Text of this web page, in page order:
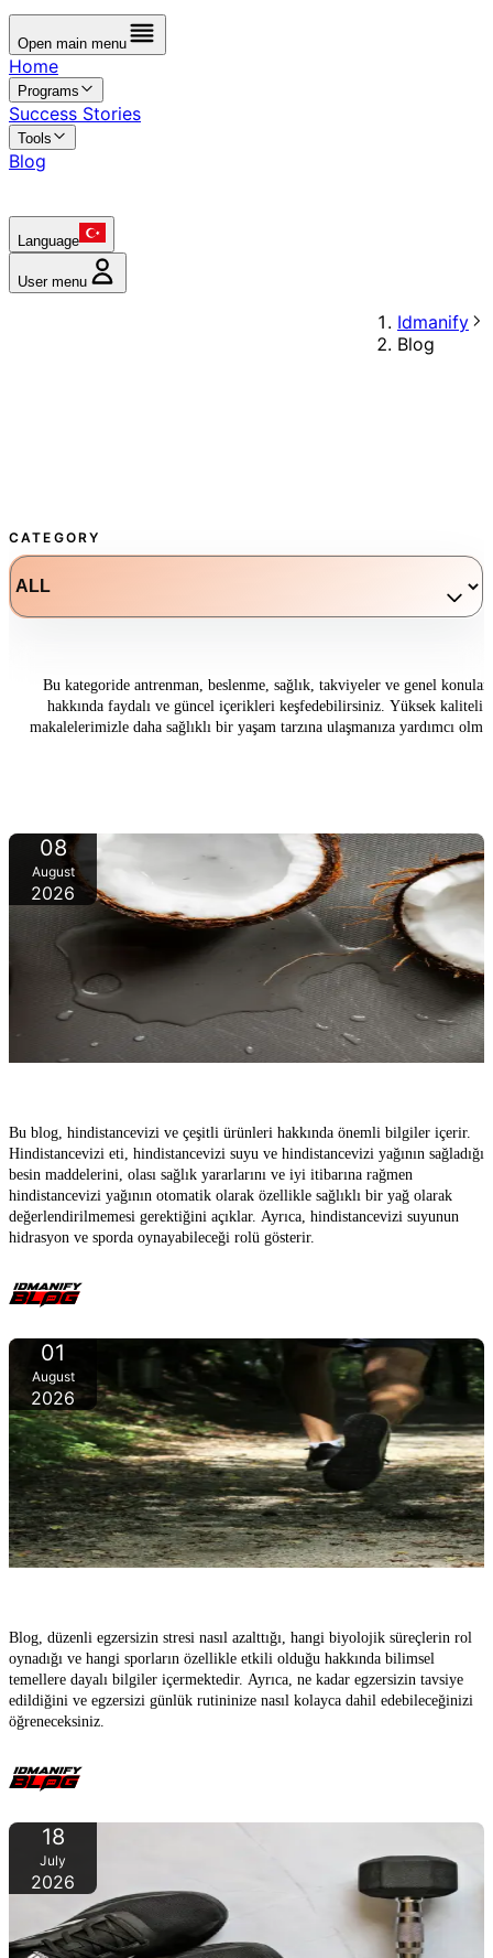
Open main menu
Home
Programs
Success Stories
Tools
Blog
Language
User menu
Idmanify
Blog
CATEGORY
Bu kategoride antrenman, beslenme, sağlık, takviyeler ve genel konular
hakkında faydalı ve güncel içerikleri keşfedebilirsiniz. Yüksek kaliteli
makalelerimizle daha sağlıklı bir yaşam tarzına ulaşmanıza yardımcı
08
August
2026
Bu blog, hindistancevizi ve çeşitli ürünleri hakkında önemli bilgiler içerir.
Hindistancevizi eti, hindistancevizi suyu ve hindistancevizi yağının sağladığı
besin maddelerini, olası sağlık yararlarını ve iyi itibarına rağmen
hindistancevizi yağının otomatik olarak özellikle sağlıklı bir yağ olarak
değerlendirilmemesi gerektiğini açıklar. Ayrıca, hindistancevizi suyunun
hidrasyon ve sporda oynayabileceği rolü gösterir.
01
August
2026
Blog, düzenli egzersizin stresi nasıl azalttığı, hangi biyolojik süreçlerin rol
oynadığı ve hangi sporların özellikle etkili olduğu hakkında bilimsel
temellere dayalı bilgiler içermektedir. Ayrıca, ne kadar egzersizin tavsiye
edildiğini ve egzersizi günlük rutininize nasıl kolayca dahil edebileceğinizi
öğreneceksiniz.
18
July
2026